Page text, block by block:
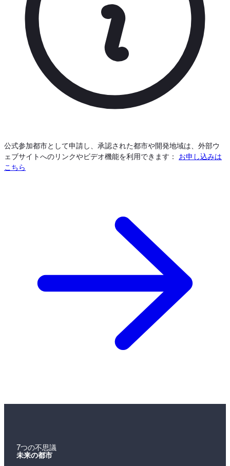
公式参加都市として申請し、承認された都市や開発地域は、外部ウ
ェブサイトへのリンクやビデオ機能を利用できます： お申し込みは
こちら
7つの不思議
未来の都市